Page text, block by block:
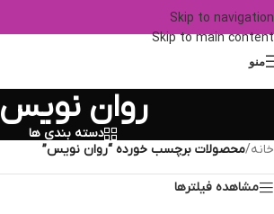
Skip to navigation
Skip to main content
منو
روان نویس
دسته بندی ها
خانه/محصولات برچسب خورده “روان نویس”
مشاهده فیلترها